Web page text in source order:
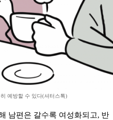
예방할 수 있다(셔터스톡)
남편은 갈수록 여성화되고, 반